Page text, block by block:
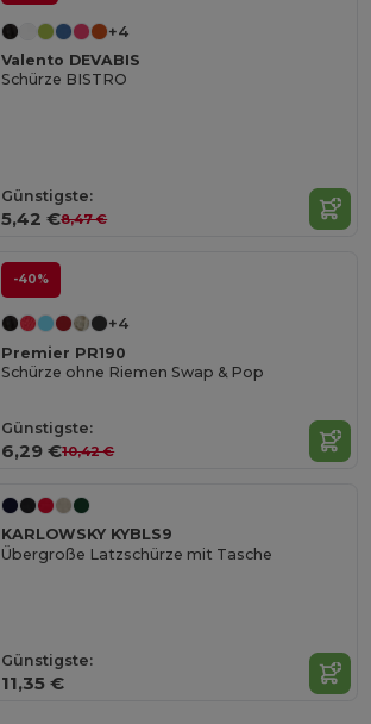
+4
Valento DEVABIS
Schürze BISTRO
Günstigste:
5,42 €8,47 €
-40%
+4
Premier PR190
Schürze ohne Riemen Swap & Pop
Günstigste:
6,29 €10,42 €
KARLOWSKY KYBLS9
Übergroße Latzschürze mit Tasche
Günstigste:
11,35 €